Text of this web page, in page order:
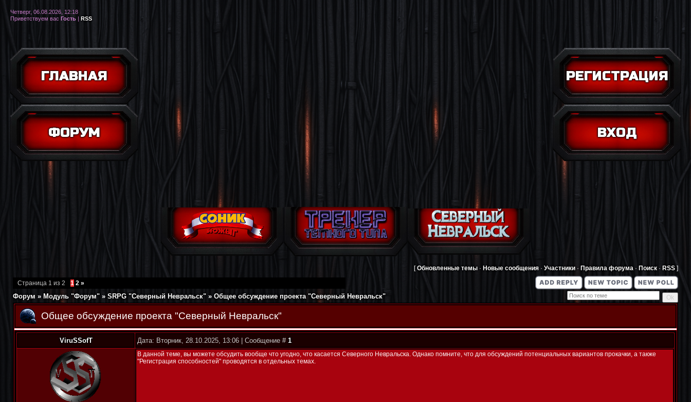
ГЛАВНАЯ
ФОРУМ
РЕГИСТРАЦИЯ
ВХОД
Четверг, 06.08.2026, 12:18
Приветствуем вас Гость | RSS
[ Обновленные темы · Новые сообщения · Участники · Правила форума · Поиск · RSS ]
Страница 1 из 2 1 2 »
Форум » Модуль "Форум" » SRPG "Северный Невральск" » Общее обсуждение проекта "Северный Невральск"
Общее обсуждение проекта "Северный Невральск"
ViruSSofT Дата: Вторник, 28.10.2025, 13:06 | Сообщение # 1
В данной теме, вы можете обсудить вообще что угодно, что касается Северного Невральска. Однако помните, что для обсуждений потенциальных вариантов прокачки, а также
"Регистрация способностей" проводятся в отдельных темах.